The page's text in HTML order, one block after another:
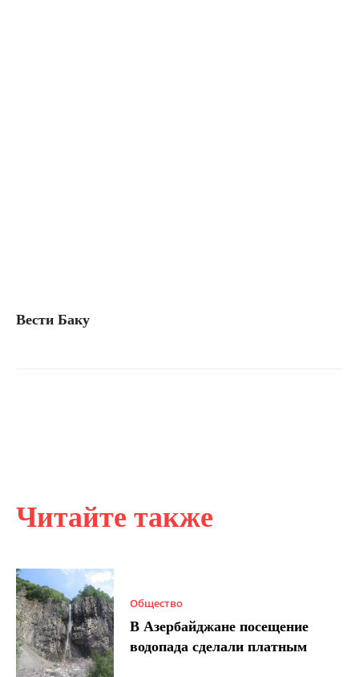
Читайте также
Общество
В Азербайджане посещение
водопада сделали платным
Вести Баку